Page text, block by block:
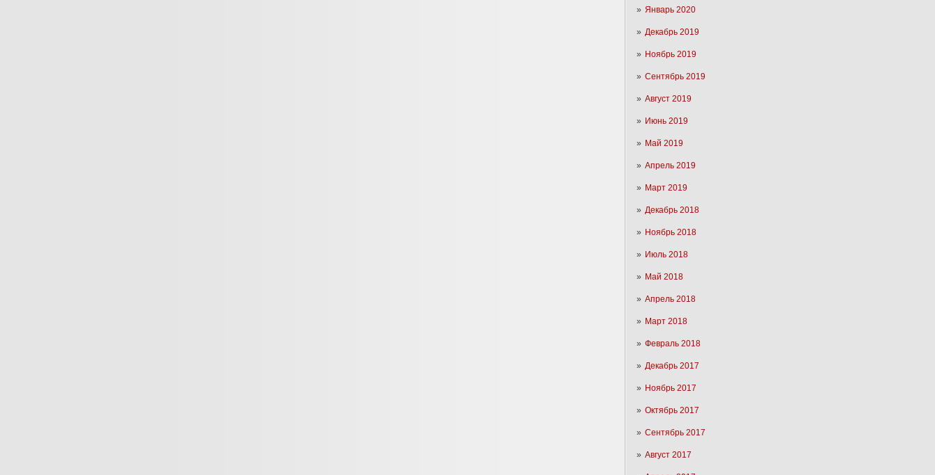
Январь 2020
Декабрь 2019
Ноябрь 2019
Сентябрь 2019
Август 2019
Июнь 2019
Май 2019
Апрель 2019
Март 2019
Декабрь 2018
Ноябрь 2018
Июль 2018
Май 2018
Апрель 2018
Март 2018
Февраль 2018
Декабрь 2017
Ноябрь 2017
Октябрь 2017
Сентябрь 2017
Август 2017